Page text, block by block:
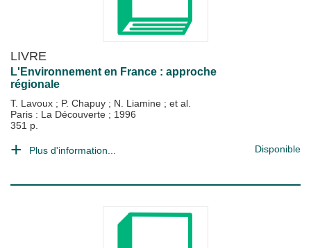
LIVRE
L'Environnement en France : approche
régionale
T. Lavoux ; P. Chapuy ; N. Liamine ; et al.
Paris : La Découverte ; 1996
351 p.
Plus d'information... Disponible